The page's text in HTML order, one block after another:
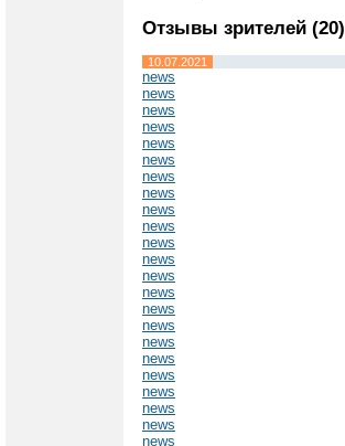
Отзывы зрителей (20)
10.07.2021
news
news
news
news
news
news
news
news
news
news
news
news
news
news
news
news
news
news
news
news
news
news
news